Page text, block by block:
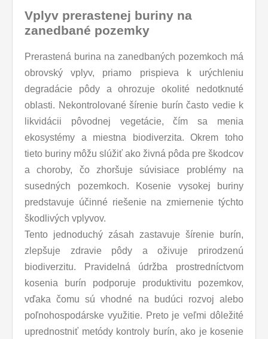
Vplyv prerastenej buriny na
zanedbané pozemky
Prerastená burina na zanedbaných pozemkoch má
obrovský vplyv, priamo prispieva k urýchleniu
degradácie pôdy a ohrozuje okolité nedotknuté
oblasti. Nekontrolované šírenie burín často vedie k
likvidácii pôvodnej vegetácie, čím sa menia
ekosystémy a miestna biodiverzita. Okrem toho
tieto buriny môžu slúžiť ako živná pôda pre škodcov
a choroby, čo zhoršuje súvisiace problémy na
susedných pozemkoch. Kosenie vysokej buriny
predstavuje účinné riešenie na zmiernenie týchto
škodlivých vplyvov.
Tento jednoduchý zásah zastavuje šírenie burín,
zlepšuje zdravie pôdy a oživuje prirodzenú
biodiverzitu. Pravidelná údržba prostredníctvom
kosenia burín podporuje produktivitu pozemkov,
vďaka čomu sú vhodné na budúci rozvoj alebo
poľnohospodárske využitie. Preto je veľmi dôležité
uprednostniť metódy kontroly burín, ako je kosenie